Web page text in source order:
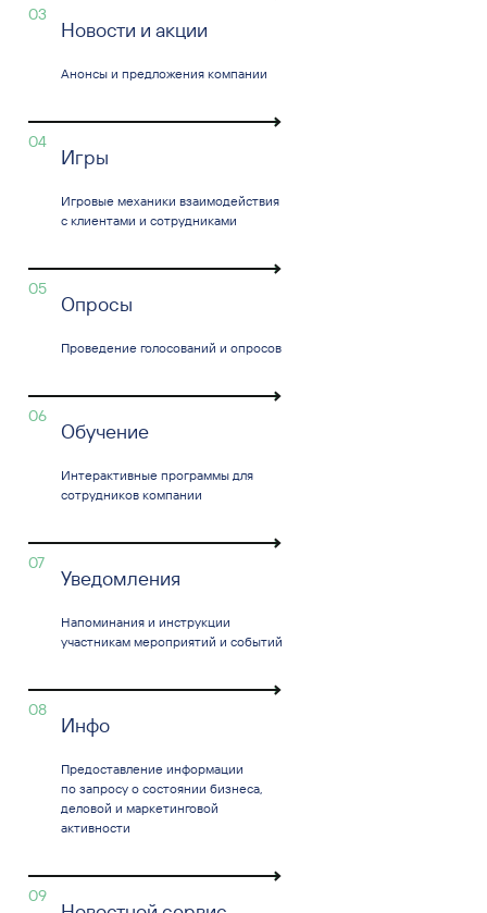
03
Новости и акции
Анонсы и предложения компании
04
Игры
Игровые механики взаимодействия
с клиентами и сотрудниками
05
Опросы
Проведение голосований и опросов
06
Обучение
Интерактивные программы для
сотрудников компании
07
Уведомления
Напоминания и инструкции
участникам мероприятий и событий
08
Инфо
Предоставление информации
по запросу о состоянии бизнеса,
деловой и маркетинговой
активности
09